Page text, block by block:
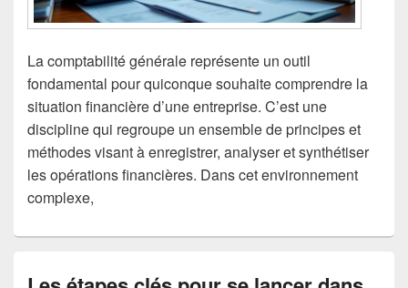
La comptabilité générale représente un outil
fondamental pour quiconque souhaite comprendre la
situation financière d’une entreprise. C’est une
discipline qui regroupe un ensemble de principes et
méthodes visant à enregistrer, analyser et synthétiser
les opérations financières. Dans cet environnement
complexe,